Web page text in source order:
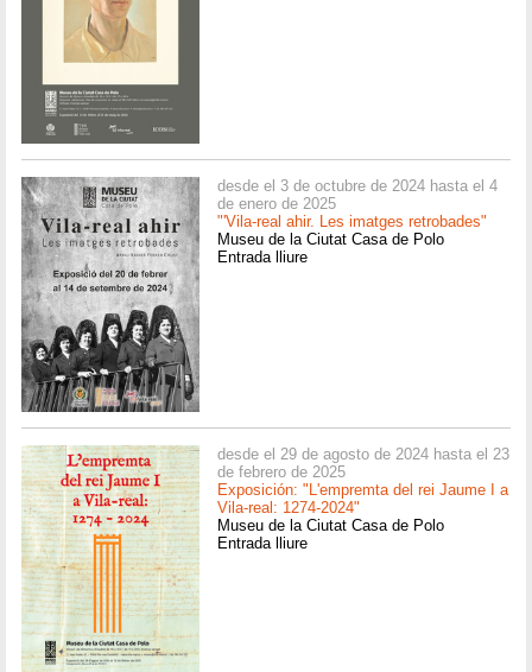
desde el 3 de octubre de 2024 hasta el 4
de enero de 2025
"'Vila-real ahir. Les imatges retrobades"
Museu de la Ciutat Casa de Polo
Entrada lliure
desde el 29 de agosto de 2024 hasta el 23
de febrero de 2025
Exposición: "L'empremta del rei Jaume I a
Vila-real: 1274-2024"
Museu de la Ciutat Casa de Polo
Entrada lliure